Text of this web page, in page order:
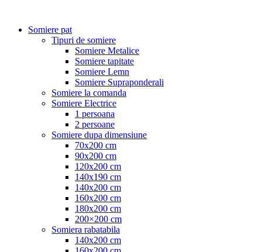
Somiere pat
Tipuri de somiere
Somiere Metalice
Somiere tapitate
Somiere Lemn
Somiere Supraponderali
Somiere la comanda
Somiere Electrice
1 persoana
2 persoane
Somiere dupa dimensiune
70x200 cm
90x200 cm
120x200 cm
140x190 cm
140x200 cm
160x200 cm
180x200 cm
200×200 cm
Somiera rabatabila
140x200 cm